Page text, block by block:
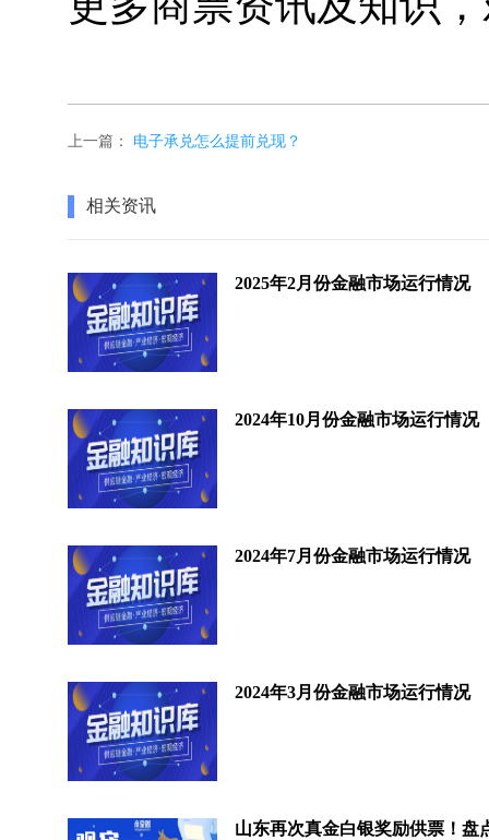
上一篇： 电子承兑怎么提前兑现？
相关资讯
2025年2月份金融市场运行情况
2024年10月份金融市场运行情况
2024年7月份金融市场运行情况
2024年3月份金融市场运行情况